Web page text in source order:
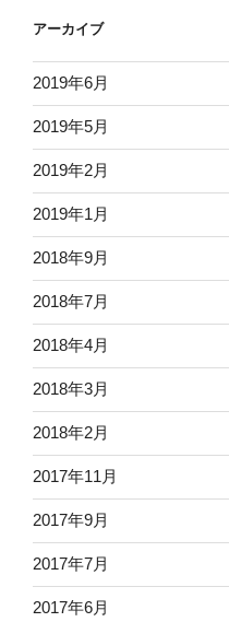
アーカイブ
2019年6月
2019年5月
2019年2月
2019年1月
2018年9月
2018年7月
2018年4月
2018年3月
2018年2月
2017年11月
2017年9月
2017年7月
2017年6月